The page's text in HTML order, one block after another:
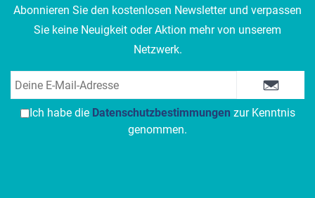
Abonnieren Sie den kostenlosen Newsletter und verpassen
Sie keine Neuigkeit oder Aktion mehr von unserem
Netzwerk.
Ich habe die Datenschutzbestimmungen zur Kenntnis
genommen.